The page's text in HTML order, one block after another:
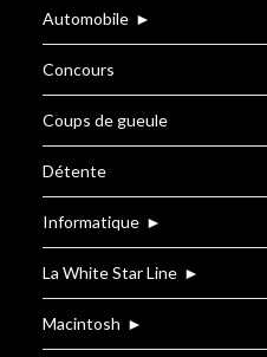
Automobile ►
Concours
Coups de gueule
Détente
Informatique ►
La White Star Line ►
Macintosh ►